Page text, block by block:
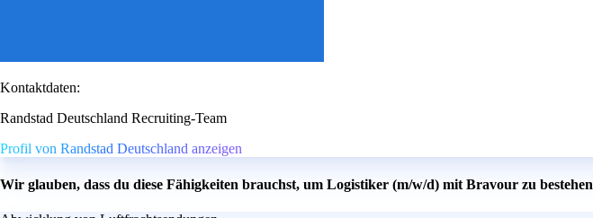
Kontaktdaten:
Randstad Deutschland Recruiting-Team
Profil von Randstad Deutschland anzeigen
Wir glauben, dass du diese Fähigkeiten brauchst, um Logistiker (m/w/d) mit Bravour zu bestehen